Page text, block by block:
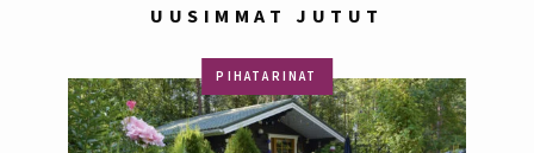
UUSIMMAT JUTUT
PIHATARINAT